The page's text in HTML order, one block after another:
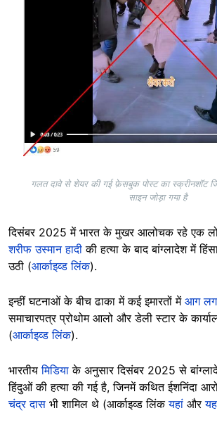
गलत दावे से शेयर की गई फ़ेसबुक पोस्ट का स्क्रीनशॉट
साइन जोड़ा गया है
दिसंबर 2025 में भारत के मुखर आलोचक रहे एक
शरीफ उस्मान हादी की हत्या के बाद बांग्लादेश में
उठी (आर्काइव्ड लिंक).
इन्हीं घटनाओं के बीच ढाका में कई इमारतों में आग
समाचारपत्र प्रोथोम आलो और डेली स्टार के
(आर्काइव्ड लिंक).
भारतीयमिडिया के अनुसार दिसंबर 2025 से
हिंदुओं की हत्या की गई है, जिनमें कथित ईशनिंदा
चंद्र दास भी शामिल थे (आर्काइव्ड लिंकयहां और